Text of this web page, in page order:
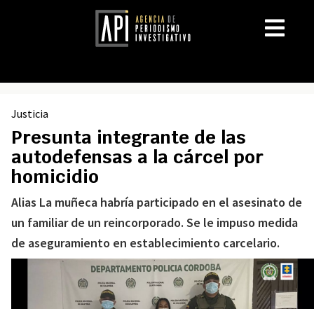
Justicia
Presunta integrante de las
autodefensas a la cárcel por
homicidio
Alias La muñeca habría participado en el asesinato de
un familiar de un reincorporado. Se le impuso medida
de aseguramiento en establecimiento carcelario.